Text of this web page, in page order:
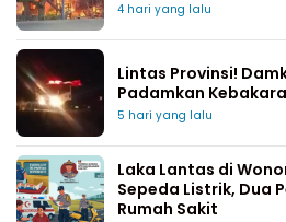
4 hari yang lalu
Lintas Provinsi!
Padamkan
5 hari yang lalu
Laka Lantas di
Sepeda Listrik, Dua
Rumah Sakit